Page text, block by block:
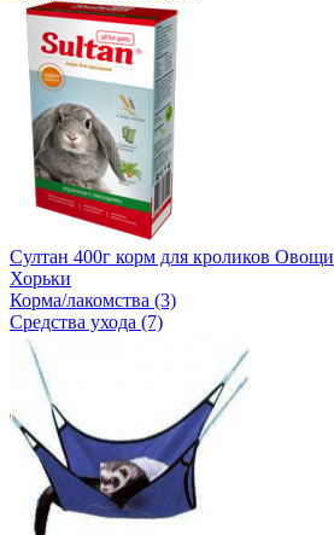
Султан 400г корм для кроликов Овощи
Хорьки
Корма/лакомства (3)
Средства ухода (7)